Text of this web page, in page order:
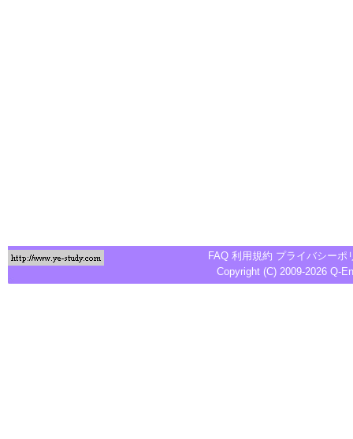
FAQ 利用規約 プライバシーポ
Copyright (C) 2009-2026 Q-